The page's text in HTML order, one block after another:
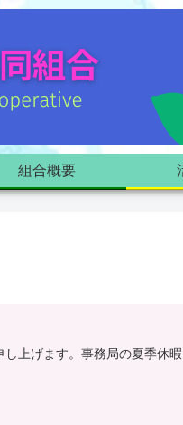
組合概要
上げます。事務局の夏季休